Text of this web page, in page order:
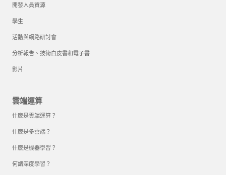
開發人員資源
學生
活動與網路研討會
分析報告、技術白皮書和電子書
影片
雲端運算
什麼是雲端運算？
什麼是多雲端？
什麼是機器學習？
何謂深度學習？